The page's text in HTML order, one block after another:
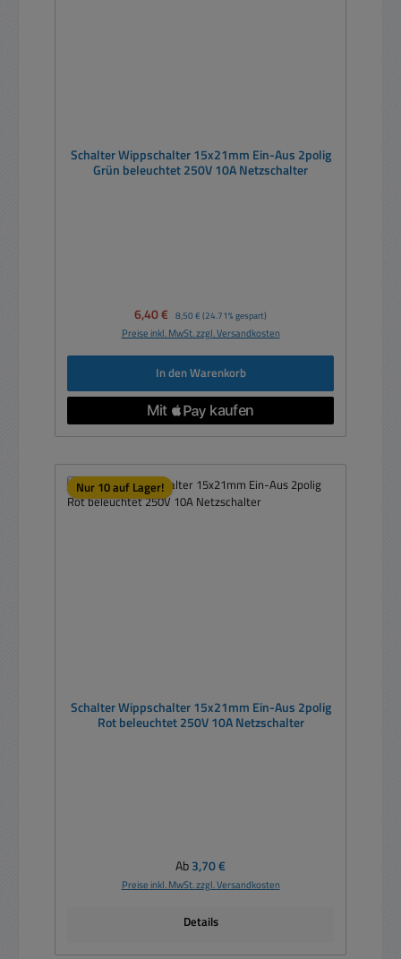
Schalter Wippschalter 15x21mm Ein-Aus 2polig
Grün beleuchtet 250V 10A Netzschalter
Verkaufspreis:
6,40 € Regulärer Preis:
8,50 € (24.71% gespart)
Preise inkl. MwSt. zzgl. Versandkosten
In den Warenkorb
Nur 10 auf Lager!
Schalter Wippschalter 15x21mm Ein-Aus 2polig
Rot beleuchtet 250V 10A Netzschalter
Regulärer Preis:
Ab3,70 €
Preise inkl. MwSt. zzgl. Versandkosten
Details